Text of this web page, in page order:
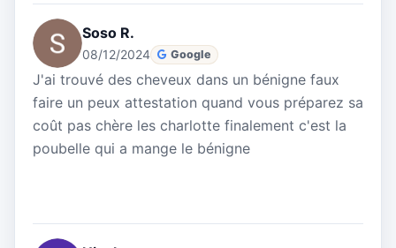
Soso R.
08/12/2024 Google
J'ai trouvé des cheveux dans un bénigne faux
faire un peux attestation quand vous préparez sa
coût pas chère les charlotte finalement c'est la
poubelle qui a mange le bénigne